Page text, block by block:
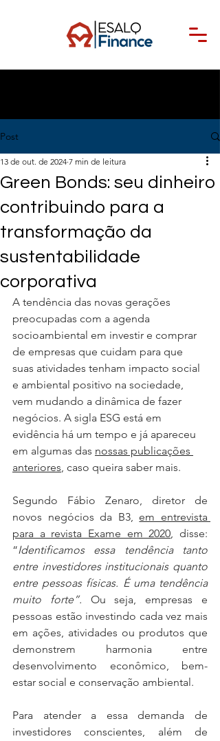
Post
Green Bonds: seu dinheiro
contribuindo para a
transformação da
sustentabilidade
corporativa
13 de out. de 2024 7 min de leitura
A tendência das novas gerações
preocupadas com a agenda
socioambiental em investir e comprar
de empresas que cuidam para que
suas atividades tenham impacto social
e ambiental positivo na sociedade,
vem mudando a dinâmica de fazer
negócios. A sigla ESG está em
evidência há um tempo e já apareceu
em algumas das nossas publicações
anteriores, caso queira saber mais.
Segundo Fábio Zenaro, diretor de
novos negócios da B3, em entrevista
para a revista Exame em 2020, disse:
“Identificamos essa tendência tanto
entre investidores institucionais quanto
entre pessoas físicas. É uma tendência
muito forte”. Ou seja, empresas e
pessoas estão investindo cada vez mais
em ações, atividades ou produtos que
demonstrem harmonia entre
desenvolvimento econômico, bem-
estar social e conservação ambiental.
Para atender a essa demanda de
investidores conscientes, além de